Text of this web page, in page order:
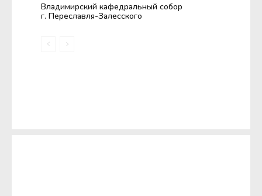
Владимирский кафедральный собор
г. Переславля-Залесского